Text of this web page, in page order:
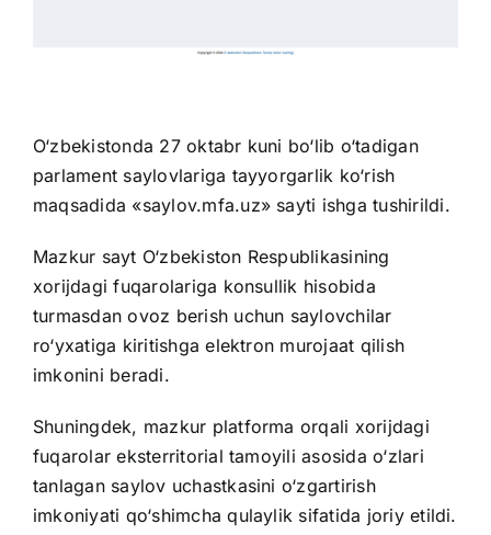
O‘zbekistonda 27 oktabr kuni bo‘lib o‘tadigan
parlament saylovlariga tayyorgarlik ko‘rish
maqsadida «saylov.mfa.uz» sayti ishga tushirildi.
Mazkur sayt O‘zbekiston Respublikasining
xorijdagi fuqarolariga konsullik hisobida
turmasdan ovoz berish uchun saylovchilar
ro‘yxatiga kiritishga elektron murojaat qilish
imkonini beradi.
Shuningdek, mazkur platforma orqali xorijdagi
fuqarolar eksterritorial tamoyili asosida o‘zlari
tanlagan saylov uchastkasini o‘zgartirish
imkoniyati qo‘shimcha qulaylik sifatida joriy etildi.